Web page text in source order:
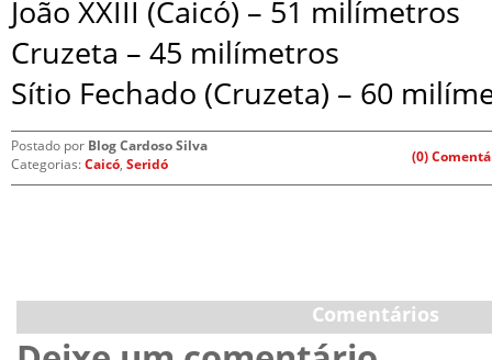
João XXIII (Caicó) – 51 milímetros
Cruzeta – 45 milímetros
Sítio Fechado (Cruzeta) – 60
Postado por Blog Cardoso Silva
Categorias:Caicó, Seridó (0)
Comentários